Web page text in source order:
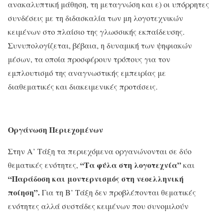
ανακαλυπτική μάθηση, τη μεταγνώση και ε) οι υπόρρητες
συνδέσεις με τη διδασκαλία των μη λογοτεχνικών
κειμένων στο πλαίσιο της γλωσσικής εκπαίδευσης.
Συνυπολογίζεται, βέβαια, η δυναμική των ψηφιακών
μέσων, τα οποία προσφέρουν τρόπους για τον
εμπλουτισμό της αναγνωστικής εμπειρίας με
διαθεματικές και διακειμενικές προτάσεις.
Οργάνωση Περιεχομένων
Στην Α’ Τάξη τα περιεχόμενα οργανώνονται σε δύο
θεματικές ενότητες, “Τα φύλα στη λογοτεχνία”και
“Παράδοση και μοντερνισμός στη νεοελληνική
ποίηση”.Για τη Β’ Τάξη δεν προβλέπονται θεματικές
ενότητες αλλά συστάδες κειμένων που συνομιλούν